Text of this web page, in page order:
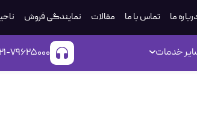
ما تماس با ما مقالات نمایندگی فروش
خدمات 79625000 | 1779